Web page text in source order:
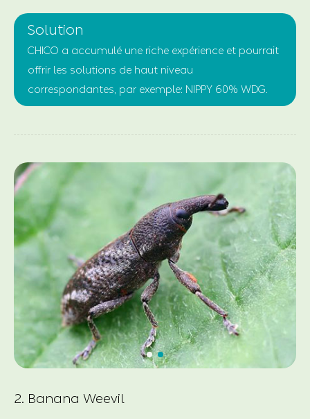
Solution
CHICO a accumulé une riche expérience et pourrait
offrir les solutions de haut niveau
correspondantes, par exemple: NIPPY 60% WDG.
2. Banana Weevil